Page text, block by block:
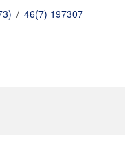
グラム市民社会ガバナンス
/ 46(7) 197307